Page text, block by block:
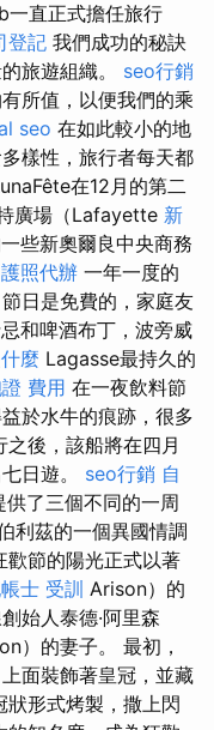
一直正式擔任旅行
登記 我們成功的秘訣
旅遊組織。 seo行銷
所值，以便我們的乘
seo 在如此較小的地
樣性，旅行者每天都
在12月的第二
廣場（Lafayette 新
些新奧爾良中央商務
護照代辦 一年一度的
日是免費的，家庭友
和啤酒布丁，波旁威
麼 Lagasse最持久的
費用 在一夜飲料節
於水牛的痕跡，很多
後，該船將在四月
日遊。 seo行銷 自
供了三個不同的一周
利茲的一個異國情調
歡節的陽光正式以著
士 受訓 Arison）的
始人泰德·阿里森
）的妻子。 最初，
面裝飾著皇冠，並藏
形式烤製，撒上閃